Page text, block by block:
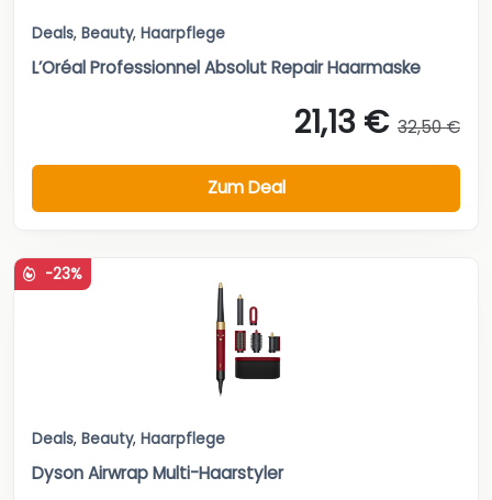
Deals, Beauty, Haarpflege
L’Oréal Professionnel Absolut Repair Haarmaske
21,13 € 32,50 €
Zum Deal
-23%
Deals, Beauty, Haarpflege
Dyson Airwrap Multi-Haarstyler